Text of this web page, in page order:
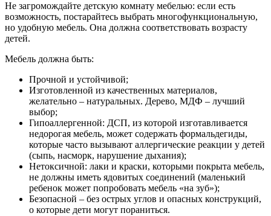
Не загромождайте детскую комнату мебелью: если есть
возможность, постарайтесь выбрать многофункциональную,
но удобную мебель. Она должна соответствовать возрасту
детей.
Мебель должна быть:
Прочной и устойчивой;
Изготовленной из качественных материалов,
желательно – натуральных. Дерево, МДФ – лучший
выбор;
Гипоаллергенной: ДСП, из которой изготавливается
недорогая мебель, может содержать формальдегиды,
которые часто вызывают аллергические реакции у детей
(сыпь, насморк, нарушение дыхания);
Нетоксичной: лаки и краски, которыми покрыта мебель,
не должны иметь ядовитых соединений (маленький
ребенок может попробовать мебель «на зуб»);
Безопасной – без острых углов и опасных конструкций,
о которые дети могут пораниться.